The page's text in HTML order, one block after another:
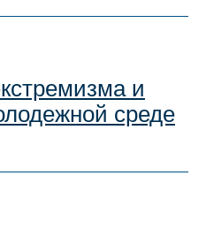
и
среде